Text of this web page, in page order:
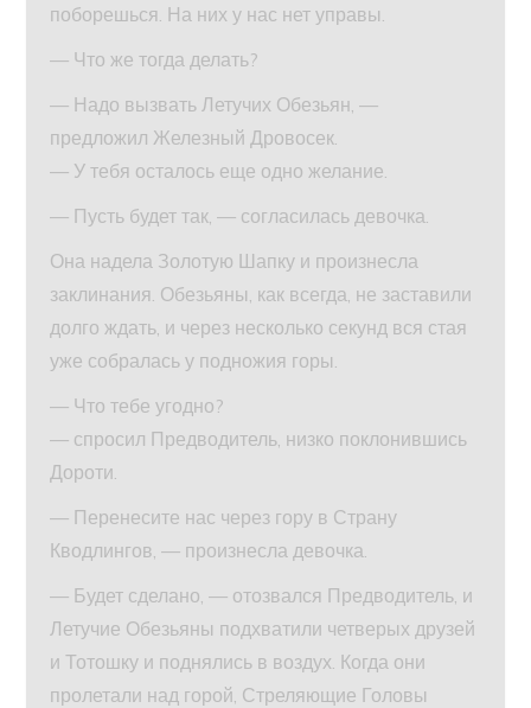
поборешься. На них у нас нет управы.
— Что же тогда делать?
— Надо вызвать Летучих Обезьян, —
предложил Железный Дровосек.
— У тебя осталось еще одно желание.
— Пусть будет так, — согласилась девочка.
Она надела Золотую Шапку и произнесла
заклинания. Обезьяны, как всегда, не заставили
долго ждать, и через несколько секунд вся стая
уже собралась у подножия горы.
— Что тебе угодно?
— спросил Предводитель, низко поклонившись
Дороти.
— Перенесите нас через гору в Страну
Кводлингов, — произнесла девочка.
— Будет сделано, — отозвался Предводитель, и
Летучие Обезьяны подхватили четверых друзей
и Тотошку и поднялись в воздух. Когда они
пролетали над горой, Стреляющие Головы